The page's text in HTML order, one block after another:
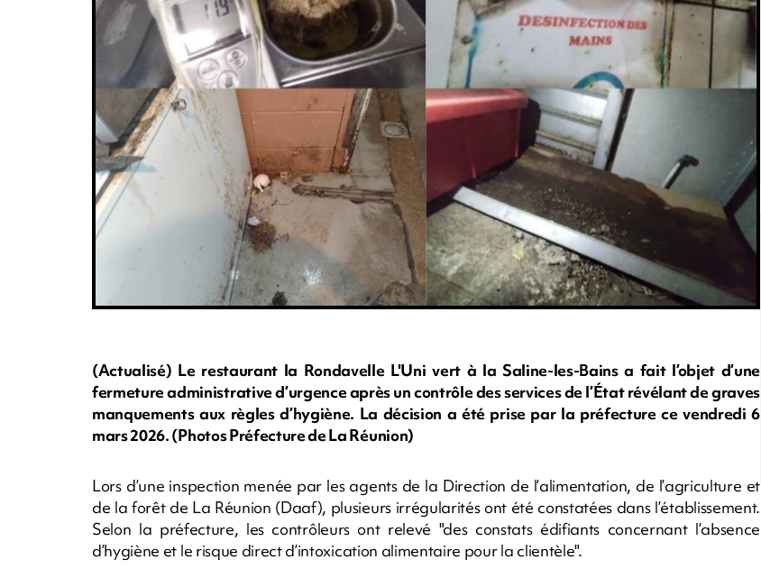
(Actualisé) Le restaurant la Rondavelle L'Uni vert à la Saline-les-Bains a fait l’objet d’une
fermeture administrative d’urgence après un contrôle des services de l’État révélant de graves
manquements aux règles d’hygiène. La décision a été prise par la préfecture ce vendredi 6
mars 2026. (Photos Préfecture de La Réunion)
Lors d’une inspection menée par les agents de la Direction de l’alimentation, de l’agriculture et
de la forêt de La Réunion (Daaf), plusieurs irrégularités ont été constatées dans l’établissement.
Selon la préfecture, les contrôleurs ont relevé "des constats édifiants concernant l’absence
d’hygiène et le risque direct d’intoxication alimentaire pour la clientèle".